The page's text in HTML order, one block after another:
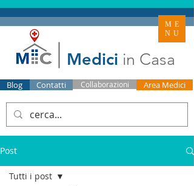
Medici in Casa
Blog Contatti Collaborazioni Area Medici
ME
NU
Post
Tutti i post